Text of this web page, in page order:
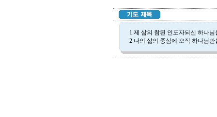
1.제 삶의 참된 인도자되신 하나
2.나의 삶의 중심에 오직 하나님